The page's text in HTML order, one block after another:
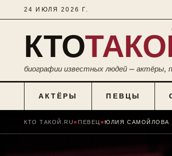
24 ИЮЛЯ 2026 Г.
КТО
биографии известных людей — актёры,
АКТЁРЫ ПЕВЦЫ
КТО ТАКОЙ.RU■ ПЕВЕЦ ■ ЮЛИЯ САМОЙЛОВА